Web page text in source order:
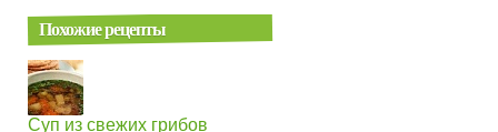
Похожие рецепты
Суп из свежих грибов